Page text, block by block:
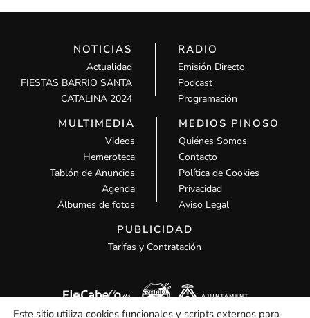
NOTICIAS
Actualidad
FIESTAS BARRIO SANTA
CATALINA 2024
RADIO
Emisión Directo
Podcast
Programación
MULTIMEDIA
Videos
Hemeroteca
Tablón de Anuncios
Agenda
Álbumes de fotos
MEDIOS PINOSO
Quiénes Somos
Contacto
Política de Cookies
Privacidad
Aviso Legal
PUBLICIDAD
Tarifas y Contratación
Este sitio utiliza cookies funcionales y scripts externos para